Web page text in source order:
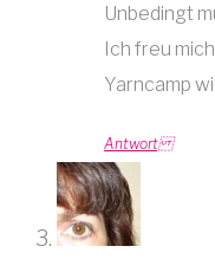
Unbedingt
Ich freu
Yarncamp
Antwort